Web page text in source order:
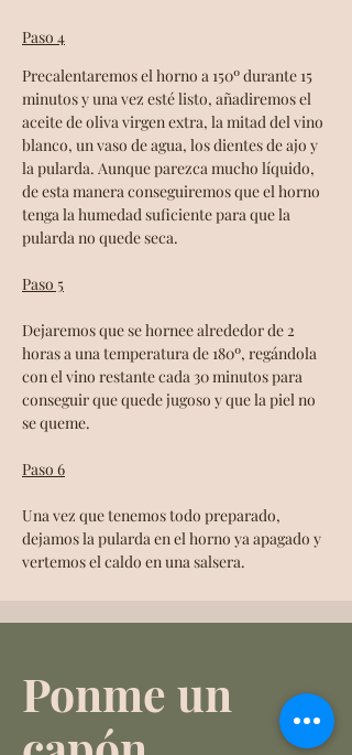
Paso 4
Precalentaremos el horno a 150º durante 15
minutos y una vez esté listo, añadiremos el
aceite de oliva virgen extra, la mitad del vino
blanco, un vaso de agua, los dientes de ajo y
la pularda. Aunque parezca mucho líquido,
de esta manera conseguiremos que el horno
tenga la humedad suficiente para que la
pularda no quede seca.
Paso 5
Dejaremos que se hornee alrededor de 2
horas a una temperatura de 180º, regándola
con el vino restante cada 30 minutos para
conseguir que quede jugoso y que la piel no
se queme.
Paso 6
Una vez que tenemos todo preparado,
dejamos la pularda en el horno ya apagado y
vertemos el caldo en una salsera.
Ponme un